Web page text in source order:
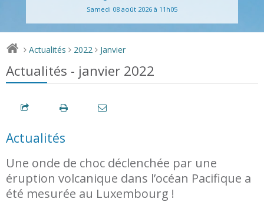
Samedi 08 août 2026 à 11h05
> Actualités > 2022 > Janvier
Actualités - janvier 2022
Actualités
Une onde de choc déclenchée par une
éruption volcanique dans l’océan Pacifique a
été mesurée au Luxembourg !